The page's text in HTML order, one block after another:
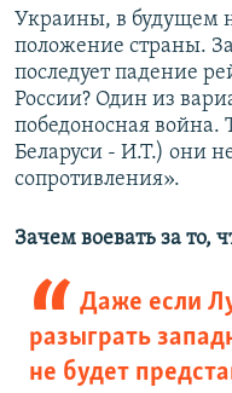
Украины, в будущем
положение страны.
последует падение
России? Один из
победоносная война.
Беларуси - И.Т.) они
сопротивления».
Зачем воевать за то,
Даже если
разыграть
не будет